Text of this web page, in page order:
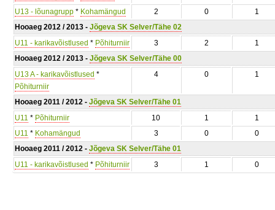
U13 - lõunagrupp * Kohamängud 2 0
1
Hooaeg 2012 / 2013 - Jõgeva SK Selver/Tähe 02
U11 - karikavõistlused * Põhiturniir 3 2
1
Hooaeg 2012 / 2013 - Jõgeva SK Selver/Tähe 00
U13 A - karikavõistlused *
Põhiturniir
4 0 1
Hooaeg 2011 / 2012 - Jõgeva SK Selver/Tähe 01
U11 * Põhiturniir 10 1
1
U11 * Kohamängud 3 0
0
Hooaeg 2011 / 2012 - Jõgeva SK Selver/Tähe 01
U11 - karikavõistlused * Põhiturniir 3 1 0